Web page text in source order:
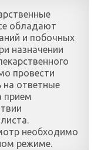
обладают
и побочных
назначении
провести
на ответные
прием
необходимо
режиме.